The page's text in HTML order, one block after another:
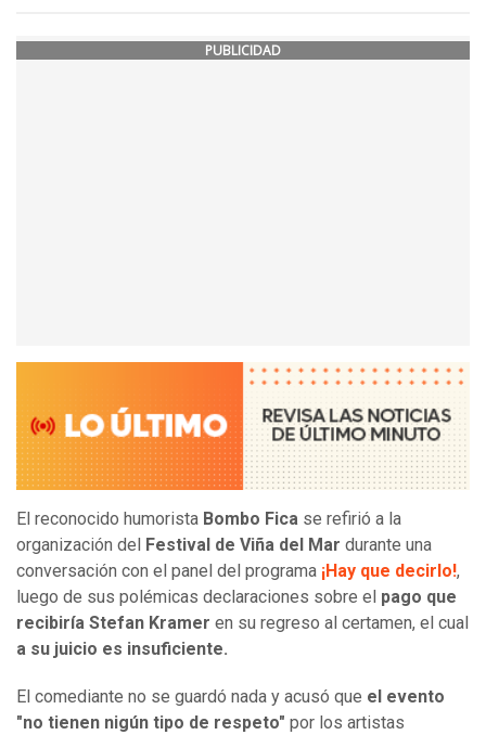
PUBLICIDAD
El reconocido humorista Bombo Fica se refirió a la
organización del Festival de Viña del Mar durante una
conversación con el panel del programa ¡Hay que decirlo!,
luego de sus polémicas declaraciones sobre el pago que
recibiría Stefan Kramer en su regreso al certamen, el cual
a su juicio es insuficiente.
El comediante no se guardó nada y acusó que el evento
"no tienen nigún tipo de respeto" por los artistas